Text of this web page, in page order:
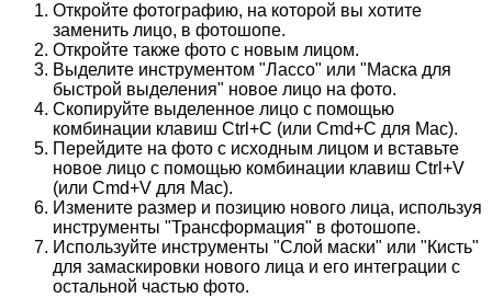
Откройте фотографию, на которой вы хотите
заменить лицо, в фотошопе.
Откройте также фото с новым лицом.
Выделите инструментом "Лассо" или "Маска для
быстрой выделения" новое лицо на фото.
Скопируйте выделенное лицо с помощью
комбинации клавиш Ctrl+C (или Cmd+C для Mac).
Перейдите на фото с исходным лицом и вставьте
новое лицо с помощью комбинации клавиш Ctrl+V
(или Cmd+V для Mac).
Измените размер и позицию нового лица, используя
инструменты "Трансформация" в фотошопе.
Используйте инструменты "Слой маски" или "Кисть"
для замаскировки нового лица и его интеграции с
остальной частью фото.